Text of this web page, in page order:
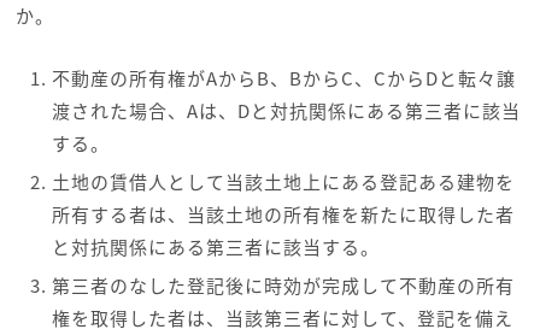
か。
不動産の所有権がAからB、BからC、CからDと転々譲
渡された場合、Aは、Dと対抗関係にある第三者に該当
する。
土地の賃借人として当該土地上にある登記ある建物を
所有する者は、当該土地の所有権を新たに取得した者
と対抗関係にある第三者に該当する。
第三者のなした登記後に時効が完成して不動産の所有
権を取得した者は、当該第三者に対して、登記を備え